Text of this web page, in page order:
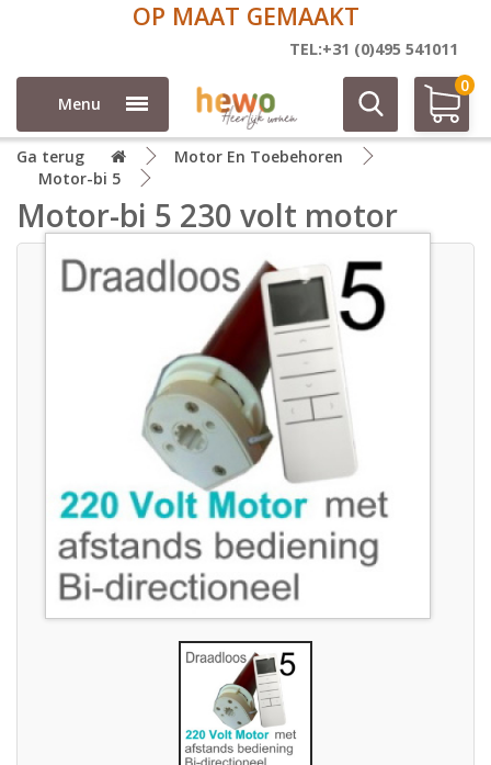
OP MAAT GEMAAKT
TEL:+31 (0)495 541011
Menu
0
Ga terug
Motor En Toebehoren
Motor-bi 5
Motor-bi 5 230 volt motor